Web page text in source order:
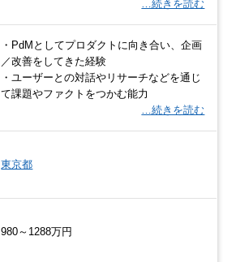
…続きを読む
・PdMとしてプロダクトに向き合い、企画
／改善をしてきた経験
・ユーザーとの対話やリサーチなどを通じ
て課題やファクトをつかむ能力
…続きを読む
東京都
980～1288万円